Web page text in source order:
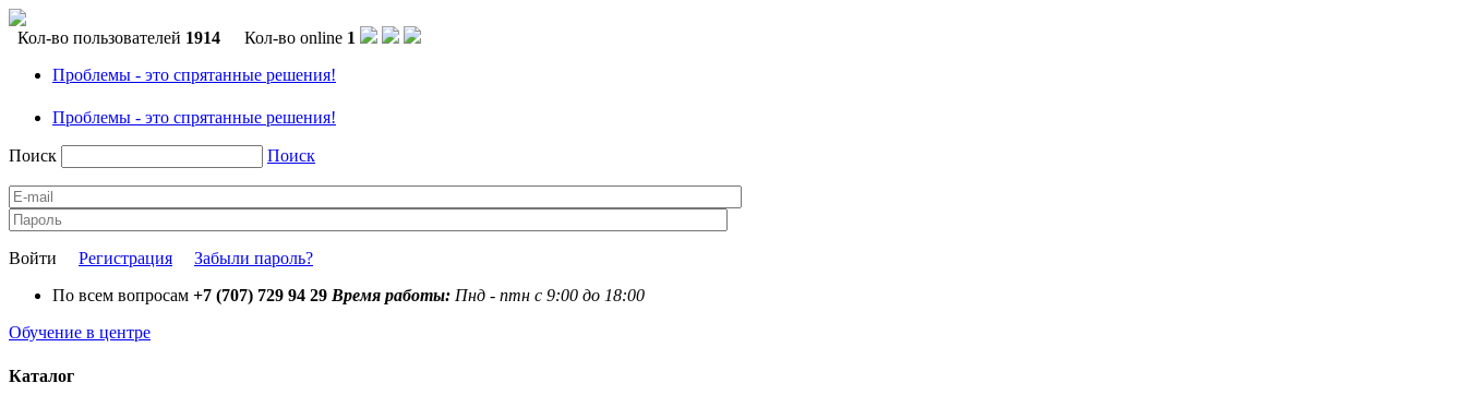
Кол-во пользователей 1914 Кол-во online 1
Проблемы - это спрятанные решения!
Проблемы - это спрятанные решения!
Поиск Поиск
Войти Регистрация
Забыли пароль?
По всем вопросам +7 (707) 729 94 29 Время работы: Пнд - птн с 9:00 до 18:00
Обучение в центре
Каталог